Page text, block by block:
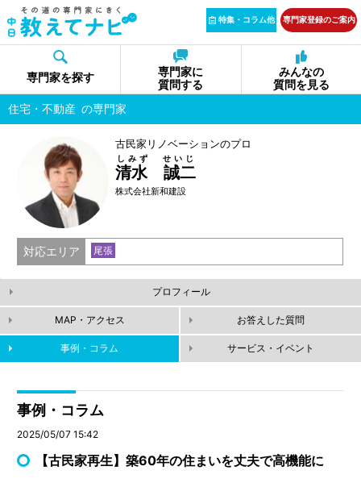
特集・コラム他 専門家登録のご案内
専門家を探す
専門家に
質問する
みんなの
質問を見る
住宅・不動産 の専門家
古民家リノベーションのプロ
清水 誠二
しみず せいじ
株式会社新和建設
対応エリア 尾張
プロフィール
MAP・アクセス お答えした質問
事例・コラム サービス・イベント
事例・コラム
2025/05/07 15:42
【古民家再生】築60年の住まいを丈夫で高機能に